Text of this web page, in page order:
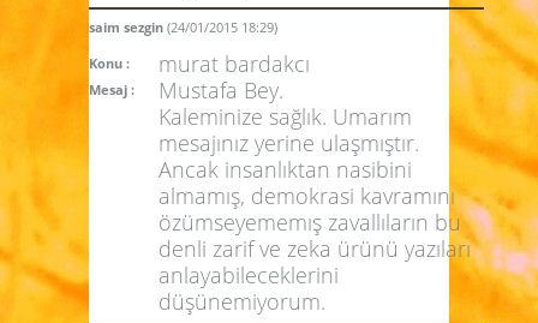
saim sezgin (24/01/2015 18:29)
Konu :
murat bardakcı
Mesaj :
Mustafa Bey.
Kaleminize sağlık. Umarım
mesajınız yerine ulaşmıştır.
Ancak insanlıktan nasibini
almamış, demokrasi kavramını
özümseyememış zavallıların bu
denli zarif ve zeka ürünü yazıları
anlayabileceklerini
düşünemiyorum.